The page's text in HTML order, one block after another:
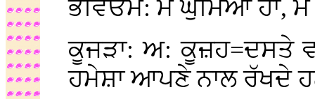
ਭਵਿਓਮ: ਮੈਂ ਘੁੰਮਿਆ ਹਾਂ, ਮੈਂ
ਕੂਜੜਾ: ਅ: ਕੂਜ਼ਹ=ਦਸਤੇ
ਹਮੇਸ਼ਾ ਆਪਣੇ ਨਾਲ ਰੱਖਦੇ